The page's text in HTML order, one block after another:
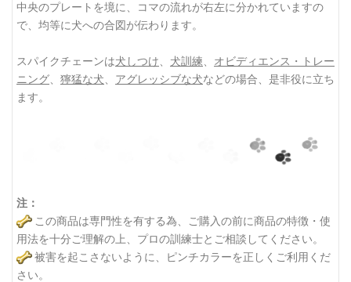
中央のプレートを境に、コマの流れが右左に分かれていますの
で、均等に犬への合図が伝わります。
スパイクチェーンは犬しつけ 犬訓練
オビディエンス・トレー
ニング
獰猛な犬 アグレッシブな犬などの場合、是非役に立ち
ます。
注：
この商品は専門性を有する為、ご購入の前に商品の特徴・使
用法を十分ご理解の上、プロの訓練士とご相談してください。
被害を起こさないように、ピンチカラーを正しくご利用くだ
さい。